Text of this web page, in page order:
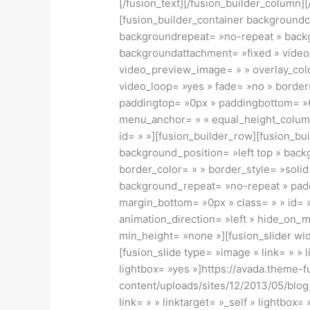
[/fusion_text][/
[fusion_builder_container
backgroundrepeat= »no-repeat »
backgroundattachment= »fixed »
video_preview_image= » »
video_loop= »yes » fade= »no »
paddingtop= »0px » paddingbottom=
menu_anchor= » »
id= »
background_position= »left top »
border_color= » » border_style=
background_repeat= »no-repeat »
margin_bottom= »0px » class= » » id=
animation_direction= »left »
min_height= »none »][fusion_slider
[fusion_slide type= »image » link= » »
lightbox= »yes »]https://avada.theme-
content/uploads/sites/12/2013/05/
link= » » linktarget= »_self »